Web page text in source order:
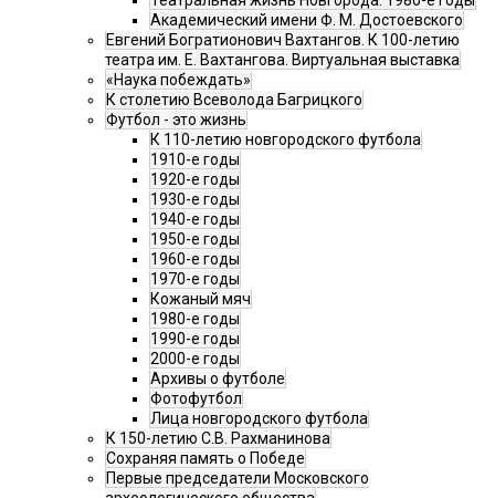
Академический имени Ф. М. Достоевского
Евгений Богратионович Вахтангов. К 100-летию
театра им. Е. Вахтангова. Виртуальная выставка
«Наука побеждать»
К столетию Всеволода Багрицкого
Футбол - это жизнь
К 110-летию новгородского футбола
1910-е годы
1920-е годы
1930-е годы
1940-е годы
1950-е годы
1960-е годы
1970-е годы
Кожаный мяч
1980-е годы
1990-е годы
2000-е годы
Архивы о футболе
Фотофутбол
Лица новгородского футбола
К 150-летию С.В. Рахманинова
Сохраняя память о Победе
Первые председатели Московского